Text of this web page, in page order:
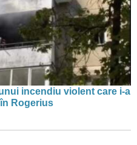
incendiu violent care i-a
Rogerius